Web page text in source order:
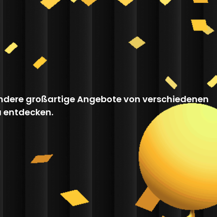
großartige Angebote von verschiedenen
entdecken.